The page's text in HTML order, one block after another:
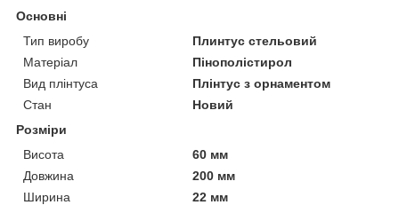
Основні
Тип виробу
Плинтус стельовий
Матеріал
Пінополістирол
Вид плінтуса
Плінтус з орнаментом
Стан
Новий
Розміри
Висота
60 мм
Довжина
200 мм
Ширина
22 мм